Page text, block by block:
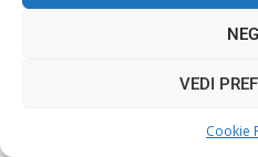
VEDI
Cookie